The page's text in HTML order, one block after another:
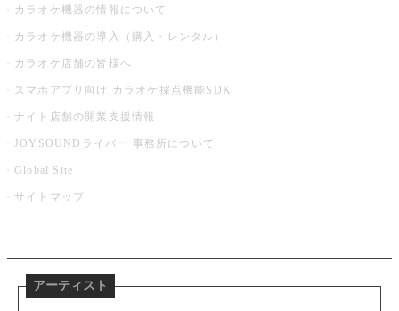
カラオケ機器の情報について
カラオケ機器の導入（購入・レンタル）
カラオケ店舗の皆様へ
スマホアプリ向け カラオケ採点機能SDK
ナイト店舗の開業支援情報
JOYSOUNDライバー 事務所について
Global Site
サイトマップ
アーティスト